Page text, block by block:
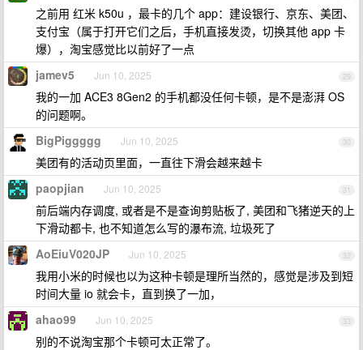
之前用 红米 k50u ，最卡的几个 app：建设银行、京东、美团、
支付宝（属于打开它们之后，手机直接发烫，切换其他 app 卡
爆），淘宝感觉比以前好了一点
29
jamev5 Jun 10, 2025
我的一加 ACE3 8Gen2 的手机都没任何卡顿，是不是澎湃 OS
的问题啊。
30
BigPiggggg Jun 10, 2025
美团有的活动页里面，一直往下滑会越来越卡
31
paopjian Jun 10, 2025
前后端内存调度, 或者是不是查询剪贴板了, 美团和飞猪逆天的上
下滑动都卡, 也不知道怎么写的瀑布流, 垃圾死了
32
AoEiuV020JP Jun 10, 2025
我用小米的时候也以为这种卡顿是理所当然的，感觉是涉及到短
时间大量 io 就会卡，直到换了一加，
33
ahao99 Jun 10, 2025
别的不说淘宝那个卡顿可太正常了。